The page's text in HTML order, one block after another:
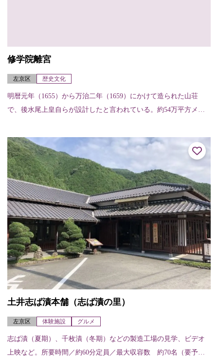
修学院離宮
左京区 歴史文化
明暦元年（1655）から万治二年（1659）にかけて造られた山荘
で、後水尾上皇自らが設計したと言われている。約54万平方メー
に趣向が凝ら...
土井志ば漬本舗（志ば漬の里）
左京区 体験施設 グルメ
志ば漬（夏期）、千枚漬（冬期）などの製造工場の見学、ビデオ
上映など。所要時間／約60分定員／最大収容数 約70名（要予